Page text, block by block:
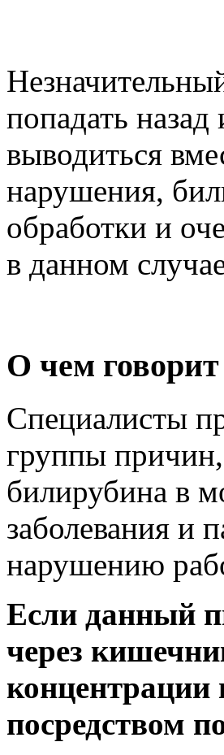
попадать
выводиться
нарушения,
обработки и
в данном
О чем
Специалисты
группы
билирубина в
заболевания и
нарушению
Если данный
через
концентрации
посредством